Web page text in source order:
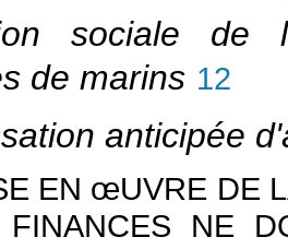
sociale de
de marins 12
anticipée
EN œUVRE DE
NE